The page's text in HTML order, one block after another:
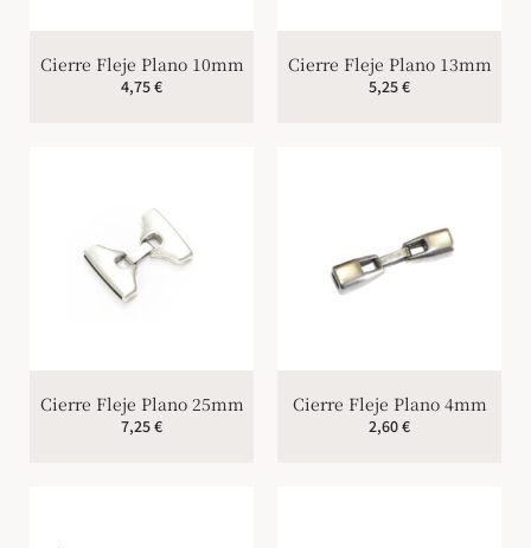
Cierre Fleje Plano 10mm
4,75€
Cierre Fleje Plano 13mm
5,25€
Cierre Fleje Plano 25mm
7,25€
Cierre Fleje Plano 4mm
2,60€